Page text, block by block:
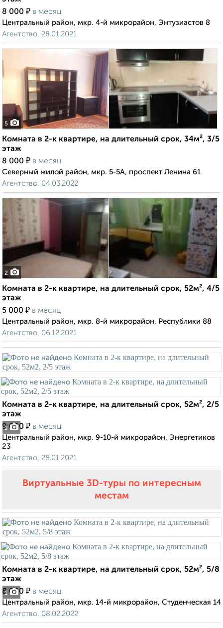
8 000 ₽ в месяц
Центральный район, мкр. 4-й микрорайон, Энтузиастов 8
Агентство, 28.01.2021
5
Комната в 2-к квартире, на длительный срок, 34м², 3/5
этаж
8 000 ₽ в месяц
Северный жилой район, мкр. 5-5А, проспект Ленина 61
Агентство, 04.03.2022
2
Комната в 2-к квартире, на длительный срок, 52м², 4/5
этаж
5 000 ₽ в месяц
Центральный район, мкр. 8-й микрорайон, Республики 88
Агентство, 06.12.2021
1
Комната в 2-к квартире, на длительный срок, 52м², 2/5
этаж
9 000 ₽ в месяц
Центральный район, мкр. 9-10-й микрорайон, Энергетиков
23
Агентство, 28.01.2021
Виртуальные 3D-туры по интересным
местам
1
Комната в 2-к квартире, на длительный срок, 52м², 5/8
этаж
8 000 ₽ в месяц
Центральный район, мкр. 14-й микрорайон, Студенческая 14
Агентство, 08.02.2022